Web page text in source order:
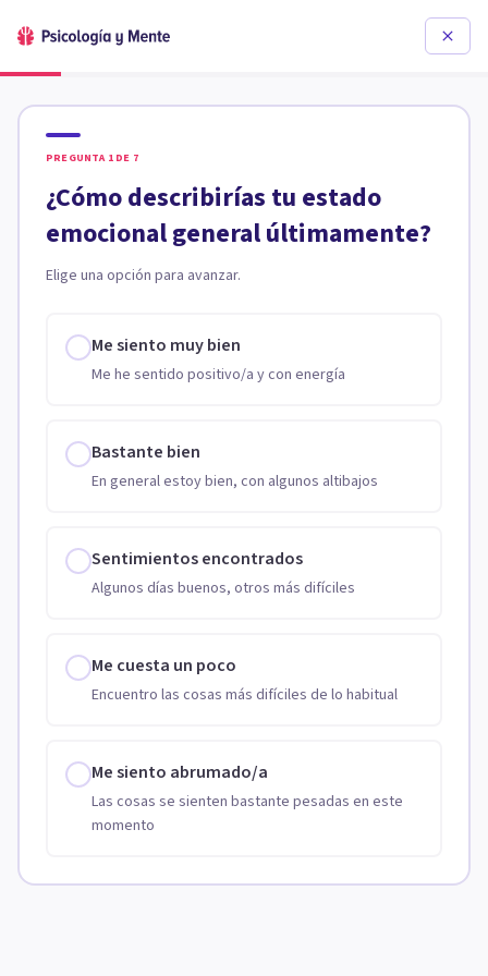
PREGUNTA 1 DE 7
¿Cómo describirías tu estado
emocional general últimamente?
Elige una opción para avanzar.
Me siento muy bien
Me he sentido positivo/a y con energía
Bastante bien
En general estoy bien, con algunos altibajos
Sentimientos encontrados
Algunos días buenos, otros más difíciles
Me cuesta un poco
Encuentro las cosas más difíciles de lo habitual
Me siento abrumado/a
Las cosas se sienten bastante pesadas en este
momento